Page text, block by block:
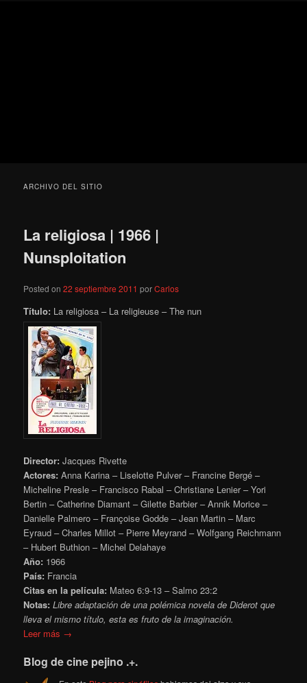
ARCHIVO DEL SITIO
La religiosa | 1966 |
Nunsploitation
Posted on22 septiembre 2011 porCarlos
Título: La religiosa – La religieuse – The nun
Director: Jacques Rivette
Actores: Anna Karina – Liselotte Pulver – Francine Bergé –
Micheline Presle – Francisco Rabal – Christiane Lenier – Yori
Bertin – Catherine Diamant – Gilette Barbier – Annik Morice –
Danielle Palmero – Françoise Godde – Jean Martin – Marc
Eyraud – Charles Millot – Pierre Meyrand – Wolfgang Reichmann
– Hubert Buthion – Michel Delahaye
Año: 1966
País: Francia
Citas en la película: Mateo 6:9-13 – Salmo 23:2
Notas: Libre adaptación de una polémica novela de Diderot que
lleva el mismo título, esta es fruto de la imaginación.
Leer más →
Blog de cine pejino .+.